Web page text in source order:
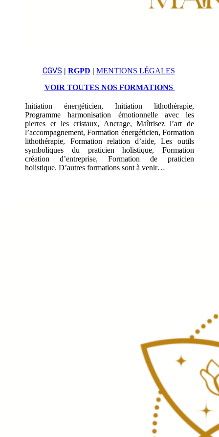
CGVS | RGPD | MENTIONS LÉGALES
VOIR TOUTES NOS FORMATIONS
Initiation énergéticien, Initiation lithothérapie,
Programme harmonisation émotionnelle avec les
pierres et les cristaux, Ancrage, Maîtrisez l’art de
l’accompagnement, Formation énergéticien, Formation
lithothérapie, Formation relation d’aide, Les outils
symboliques du praticien holistique, Formation
création d’entreprise, Formation de praticien
holistique. D’autres formations sont à venir…